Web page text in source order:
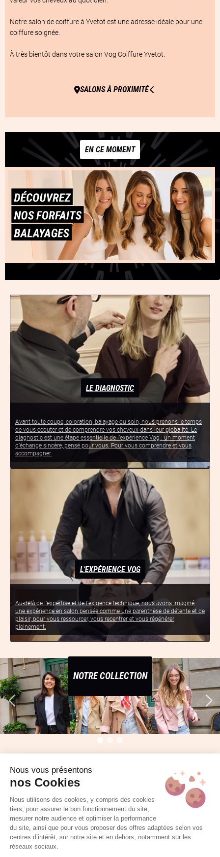
Notre salon de coiffure à Yvetot est une adresse idéale pour une
coiffure soignée.
À très bientôt dans votre salon Vog Coiffure Yvetot.
SALONS À PROXIMITÉ
EN CE MOMENT
LE DIAGNOSTIC
Avant toute coupe, coloration, balayage ou soin, nous prenons le temps
de vous écouter et de comprendre vos cheveux dans leur globalité. Le
diagnostic est une étape essentielle de l’expérience Vog : un moment
d’échange sincère, pensé pour vous. Pour vous comprendre et vous
accompagner.
L’EXPÉRIENCE VOG
Au-delà de l’expertise et de l’exigence technique, nous avons imaginé
une expérience en salon pensée comme une parenthèse de détente et de
plaisir, pour vous ressourcer, vous recentrer et vous régénérer
pleinement.
NOTRE COLLECTION
DÉCOUVREZ VOG COIFFURE
Nous vous présentons
nos Cookies
Nous utilisons des cookies, y compris des cookies
tiers, pour assurer le bon fonctionnement du site,
mesurer notre audience et optimiser la performance
du site, ainsi que pour vous proposer des offres adaptées selon vos
centres d’intérêt, sur notre site et en dehors, notamment sur les
réseaux sociaux.